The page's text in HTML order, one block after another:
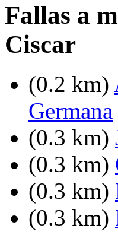
Fallas a
Ciscar
(0.2 km)
Germana
(0.3 km)
(0.3 km)
(0.3 km)
(0.3 km)